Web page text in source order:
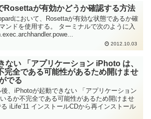
が有効かどうか確認する方法
において、Rosettaが有効な状態であるか確
ンドを使用する。 ターミナルで次のように入
2012.10.03
ない 「アプリケーション iPhoto は、
完全である可能性があるため開けませ
でる
後、iPhotoが起動できない 「アプリケーション
るか不完全である可能性があるため開けませ
iLife’11 インストールCDから再インストール